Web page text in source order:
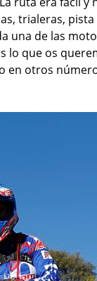
trialeras,
una de las
lo que os
otros